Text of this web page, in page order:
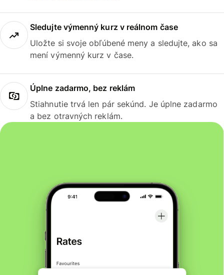
Sledujte výmenný kurz v reálnom čase
Uložte si svoje obľúbené meny a sledujte, ako sa
mení výmenný kurz v čase.
Úplne zadarmo, bez reklám
Stiahnutie trvá len pár sekúnd. Je úplne zadarmo
a bez otravných reklám.